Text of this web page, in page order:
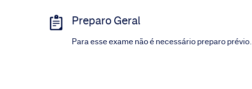
Preparo Geral
Para esse exame não é necessário preparo prévio.